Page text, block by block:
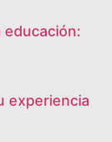
experiencia